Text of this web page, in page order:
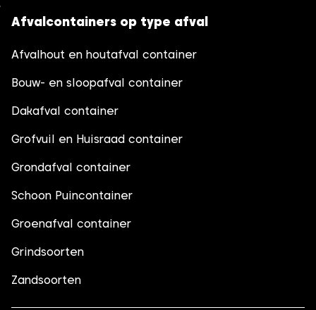
Afvalcontainers op type afval
Afvalhout en houtafval container
Bouw- en sloopafval container
Dakafval container
Grofvuil en Huisraad container
Grondafval container
Schoon Puincontainer
Groenafval container
Grindsoorten
Zandsoorten